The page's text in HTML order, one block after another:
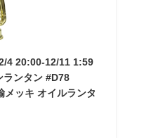
4 20:00-12/11 1:59
ランタン #D78
ッキ オイルランタ